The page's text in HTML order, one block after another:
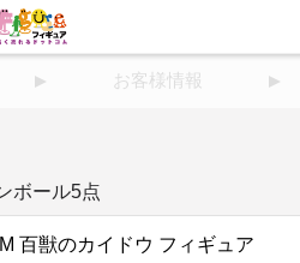
お客様情報
ボール5点